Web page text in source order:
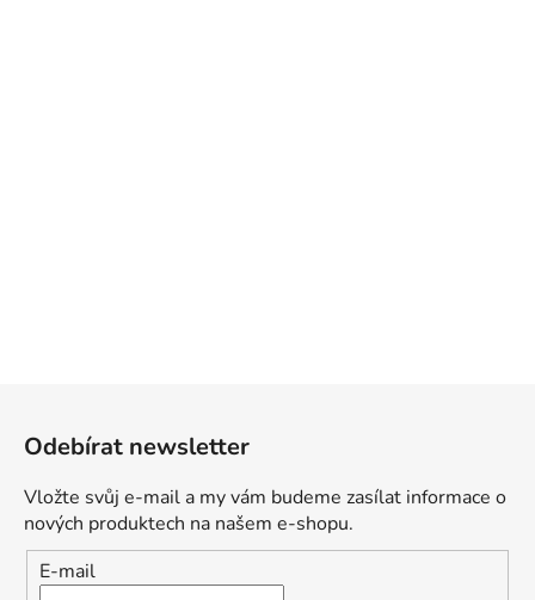
Odebírat newsletter
Vložte svůj e-mail a my vám budeme zasílat informace o
nových produktech na našem e-shopu.
E-mail